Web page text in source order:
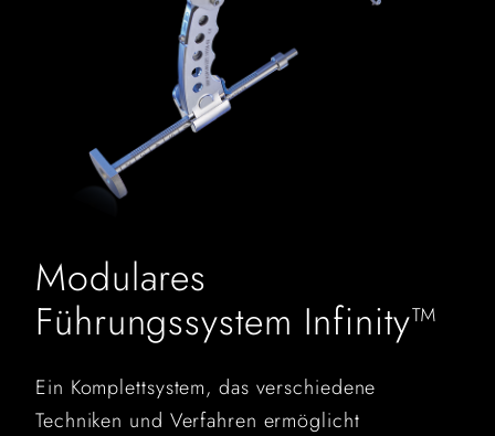
Modulares
Führungssystem Infinity™
Ein Komplettsystem, das verschiedene
Techniken und Verfahren ermöglicht